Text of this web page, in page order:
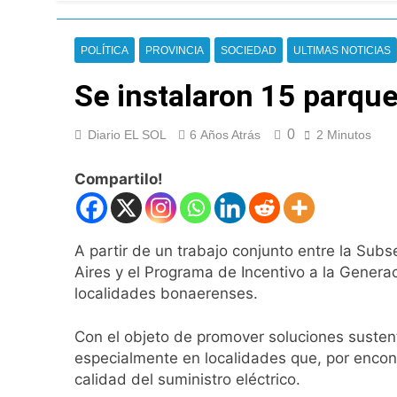
de los 450 puntos
20 Horas Atrás
Jorge Macri
Día Internacional
22 Horas Atrás
Día de San
22 Horas Atrás
23 Horas Atrás
Incidentes frente
La Fiscalía
1 Día Atrás
67 barrios full
POLÍTICA PROVINCIA SOCIEDAD ULTIMAS NOTICIAS
Se instalaron 15
Diario EL SOL 6 Años Atrás 0 2 Minutos
Compartilo!
A partir de un trabajo conjunto entre la
Aires y el Programa de Incentivo a la
localidades bonaerenses.
Con el objeto de promover soluciones
especialmente en localidades que, por
calidad del suministro eléctrico.